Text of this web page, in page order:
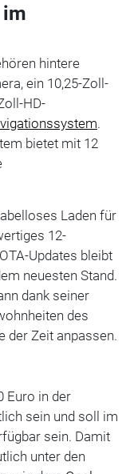
im
hintere
ein 10,25-Zoll-
HD-
.
bietet mit 12
Laden für
12-
Updates bleibt
neuesten Stand.
dank seiner
des
der Zeit anpassen.
Euro in der
sein und soll im
sein. Damit
unter den